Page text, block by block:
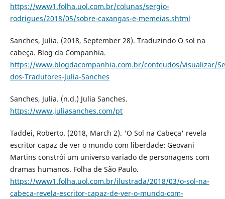
https://www1.folha.uol.com.br/colunas/sergio-
rodrigues/2018/05/sobre-caxangas-e-memeias.shtml
Sanches, Julia. (2018, September 28). Traduzindo O sol na
cabeça. Blog da Companhia.
https://www.blogdacompanhia.com.br/conteudos/visualizar/
dos-Tradutores-Julia-Sanches
Sanches, Julia. (n.d.) Julia Sanches.
https://www.juliasanches.com/pt
Taddei, Roberto. (2018, March 2). 'O Sol na Cabeça' revela
escritor capaz de ver o mundo com liberdade: Geovani
Martins constrói um universo variado de personagens com
dramas humanos. Folha de São Paulo.
https://www1.folha.uol.com.br/ilustrada/2018/03/o-sol-na-
cabeca-revela-escritor-capaz-de-ver-o-mundo-com-